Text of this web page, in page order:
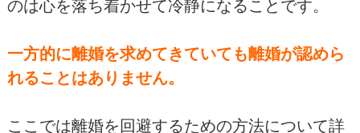
のは心を落ち着かせて冷静になることです。
一方的に離婚を求めてきていても離婚が認めら
れることはありません。
ここでは離婚を回避するための方法について詳